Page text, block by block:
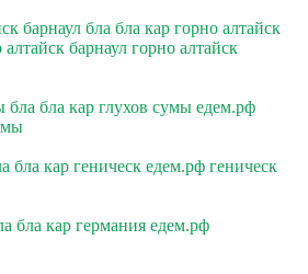
барнаул бла бла кар горно алтайск
барнаул горно алтайск
бла бла кар глухов сумы едем.рф
бла кар геническ едем.рф геническ
бла кар германия едем.рф